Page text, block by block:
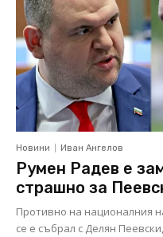
Новини Иван Ангелов
Румен Радев е
страшно за
Противно на националния
се е събрал с Делян